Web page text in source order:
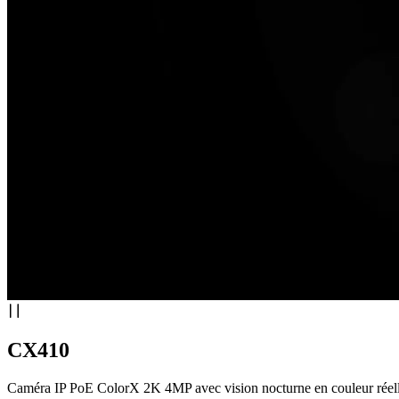
CX410
Caméra IP PoE ColorX 2K 4MP avec vision nocturne en couleur